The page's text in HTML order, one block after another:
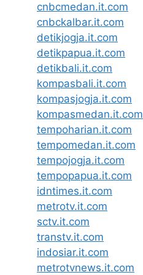
cnbcmedan.it.com
cnbckalbar.it.com
detikjogja.it.com
detikpapua.it.com
detikbali.it.com
kompasbali.it.com
kompasjogja.it.com
kompasmedan.it.com
tempoharian.it.com
tempomedan.it.com
tempojogja.it.com
tempopapua.it.com
idntimes.it.com
metrotv.it.com
sctv.it.com
transtv.it.com
indosiar.it.com
metrotvnews.it.com